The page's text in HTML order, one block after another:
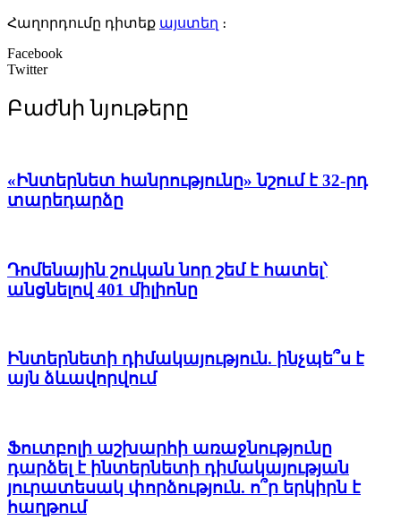
Հաղորդումը դիտեք այստեղ ։
Facebook
Twitter
Բաժնի նյութերը
«Ինտերնետ հանրությունը» նշում է 32-րդ
տարեդարձը
Դոմենային շուկան նոր շեմ է հատել՝
անցնելով 401 միլիոնը
Ինտերնետի դիմակայություն. ինչպե՞ս է
այն ձևավորվում
Ֆուտբոլի աշխարհի առաջնությունը
դարձել է ինտերնետի դիմակայության
յուրատեսակ փորձություն. ո՞ր երկիրն է
հաղթում